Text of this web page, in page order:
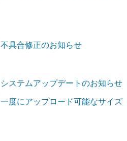
不具合修正のお知らせ
システムアップデートのお知らせ
一度にアップロード可能なサイズ